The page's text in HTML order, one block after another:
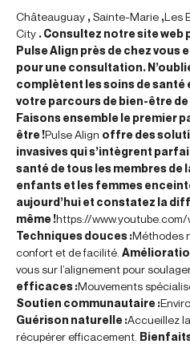
Châteauguay ,Sainte-Marie ,Les
City . Consultez notre site
Pulse Align près de chez vous
pour une consultation.
complètent les soins de
votre parcours de bien-être
Faisons ensemble le premier
être !Pulse Align offre des
invasives qui s’intègrent
santé de tous les membres de
enfants et les femmes
aujourd’hui et constatez la
même !https://
Techniques douces :Méthodes
confort et de facilité.
vous sur l’alignement pour
efficaces :Mouvements
Soutien communautaire :
Guérison naturelle :Accueillez
récupérer efficacement.